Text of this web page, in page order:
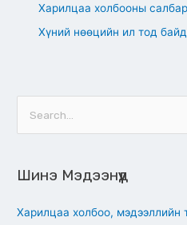
Харилцаа холбооны
Хүний нөөцийн ил тод
rШинэ Мэдээнүүд
Харилцаа холбоо, мэдээллийн